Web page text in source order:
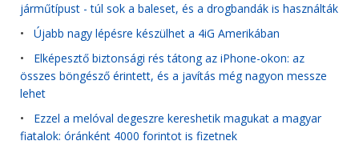
járműtípust - túl sok a baleset, és a drogbandák is használták
• Újabb nagy lépésre készülhet a 4iG Amerikában
• Elképesztő biztonsági rés tátong az iPhone-okon: az
összes böngésző érintett, és a javítás még nagyon messze
lehet
• Ezzel a melóval degeszre kereshetik magukat a magyar
fiatalok: óránként 4000 forintot is fizetnek